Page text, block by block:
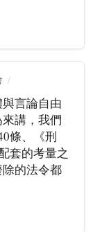
言論自由
講，我們
條、《刑
套的考量之
的法令都